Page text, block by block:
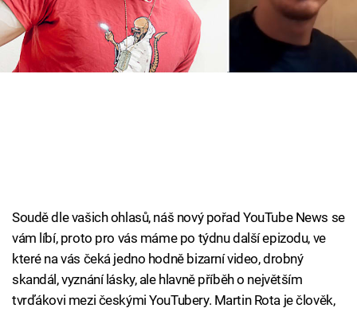
Cool Esport
Pořady
Sledujte nás
Soudě dle vašich ohlasů, náš nový pořad YouTube News se
vám líbí, proto pro vás máme po týdnu další epizodu, ve
které na vás čeká jedno hodně bizarní video, drobný
skandál, vyznání lásky, ale hlavně příběh o největším
tvrďákovi mezi českými YouTubery. Martin Rota je člověk,